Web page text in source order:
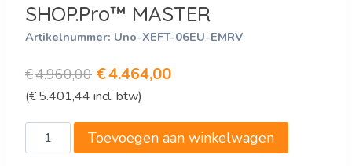
SHOP.Pro™ MASTER
Artikelnummer: Uno-XEFT-06EU-EMRV
€4.960,00 Oorspronkelijke
prijs
was:
€4.960,00.
€4.464,00Huidige
is:
€4.464,00.
(€5.401,44 incl. btw)
Convectie
oven
Toevoegen aan winkelwagen